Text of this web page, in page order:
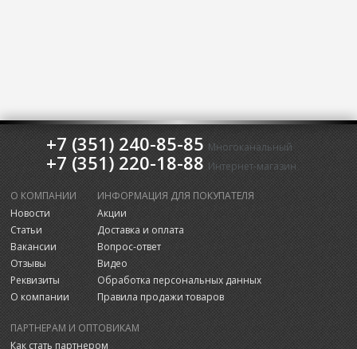
+7 (351) 240-85-85 Многоканальный
+7 (351) 220-18-88 Интернет-магазин
О КОМПАНИИ
Новости
Статьи
Вакансии
Отзывы
Реквизиты
О компании
ИНФОРМАЦИЯ ДЛЯ ПОКУПАТЕЛЯ
Акции
Доставка и оплата
Вопрос-ответ
Видео
Обработка персональных данных
Правила продажи товаров
ПАРТНЕРАМ И ОПТОВИКАМ
Как стать партнером